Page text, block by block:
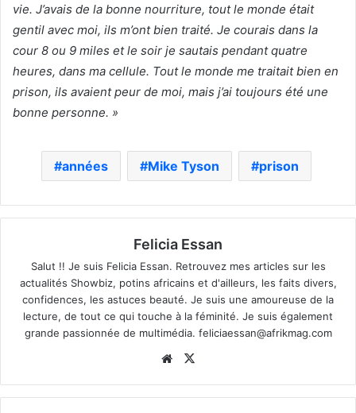
vie. J’avais de la bonne nourriture, tout le monde était
gentil avec moi, ils m’ont bien traité. Je courais dans la
cour 8 ou 9 miles et le soir je sautais pendant quatre
heures, dans ma cellule. Tout le monde me traitait bien en
prison, ils avaient peur de moi, mais j’ai toujours été une
bonne personne. »
années Mike Tyson prison
Felicia Essan
Salut !! Je suis Felicia Essan. Retrouvez mes articles sur les
actualités Showbiz, potins africains et d'ailleurs, les faits divers,
confidences, les astuces beauté. Je suis une amoureuse de la
lecture, de tout ce qui touche à la féminité. Je suis également
grande passionnée de multimédia. feliciaessan@afrikmag.com
Website